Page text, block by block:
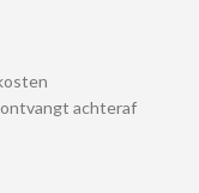
achteraf